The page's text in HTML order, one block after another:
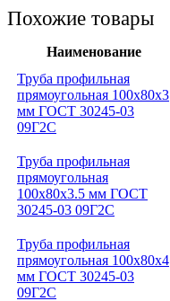
Похожие товары
Наименование
Труба профильная
прямоугольная 100x80x3
мм ГОСТ 30245-03
09Г2С
Труба профильная
прямоугольная
100x80x3.5 мм ГОСТ
30245-03 09Г2С
Труба профильная
прямоугольная 100x80x4
мм ГОСТ 30245-03
09Г2С